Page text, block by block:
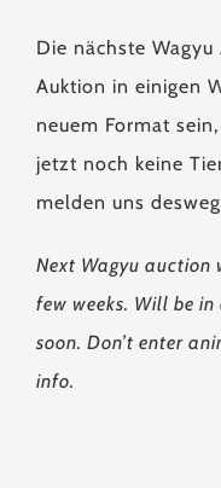
Die nächste
Auktion in einigen
neuem Format
jetzt noch keine
melden uns
Next Wagyu auction
few weeks. Will be
soon. Don’t enter
info.